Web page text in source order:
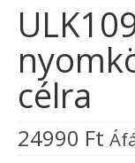
célra
24990 Ft